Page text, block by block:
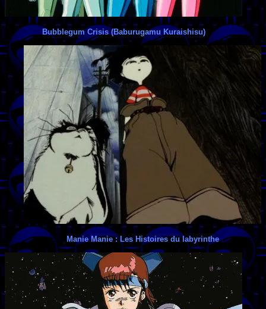
Bubblegum Crisis (Baburugamu Kuraishisu)
Manie Manie : Les Histoires du labyrinthe